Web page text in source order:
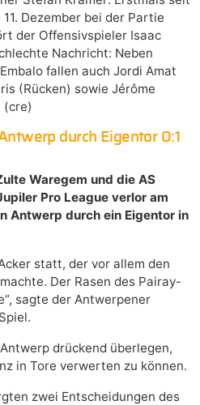
Dezember bei der Partie
der Offensivspieler Isaac
Nachricht: Neben
fallen auch Jordi Amat
(Rücken) sowie Jérôme
(cre)
durch Eigentor 0:1
Waregem und die AS
Pro League verlor am
Antwerp durch ein Eigentor in
statt, der vor allem den
Der Rasen des Pairay-
sagte der Antwerpener
drückend überlegen,
in Tore verwerten zu können.
zwei Entscheidungen des